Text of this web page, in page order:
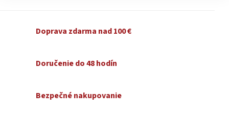
Doprava zdarma nad 100 €
Doručenie do 48 hodín
Bezpečné nakupovanie